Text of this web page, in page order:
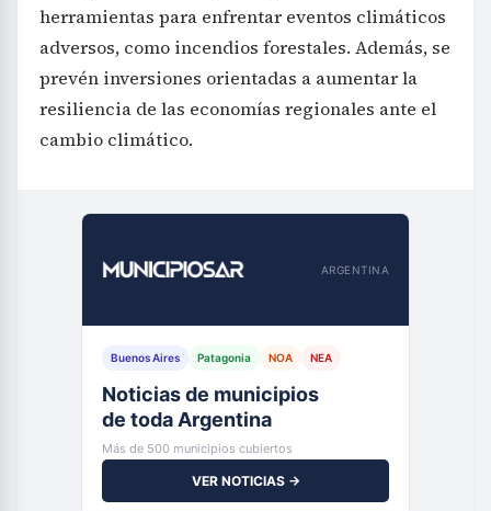
herramientas para enfrentar eventos climáticos
adversos, como incendios forestales. Además, se
prevén inversiones orientadas a aumentar la
resiliencia de las economías regionales ante el
cambio climático.
ARGENTINA
Buenos Aires Patagonia NOA NEA
Noticias de municipios
de toda Argentina
Más de 500 municipios cubiertos
VER NOTICIAS →